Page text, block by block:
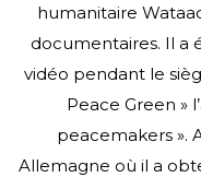
humanitaire
documentaires. Il a
vidéo pendant le
Peace Green »
peacemakers ».
Allemagne où il a